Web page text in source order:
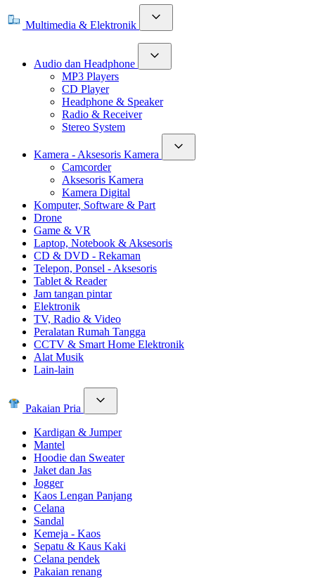
Multimedia & Elektronik
Audio dan Headphone
MP3 Players
CD Player
Headphone & Speaker
Radio & Receiver
Stereo System
Kamera - Aksesoris Kamera
Camcorder
Aksesoris Kamera
Kamera Digital
Komputer, Software & Part
Drone
Game & VR
Laptop, Notebook & Aksesoris
CD & DVD - Rekaman
Telepon, Ponsel - Aksesoris
Tablet & Reader
Jam tangan pintar
Elektronik
TV, Radio & Video
Peralatan Rumah Tangga
CCTV & Smart Home Elektronik
Alat Musik
Lain-lain
Pakaian Pria
Kardigan & Jumper
Mantel
Hoodie dan Sweater
Jaket dan Jas
Jogger
Kaos Lengan Panjang
Celana
Sandal
Kemeja - Kaos
Sepatu & Kaus Kaki
Celana pendek
Pakaian renang